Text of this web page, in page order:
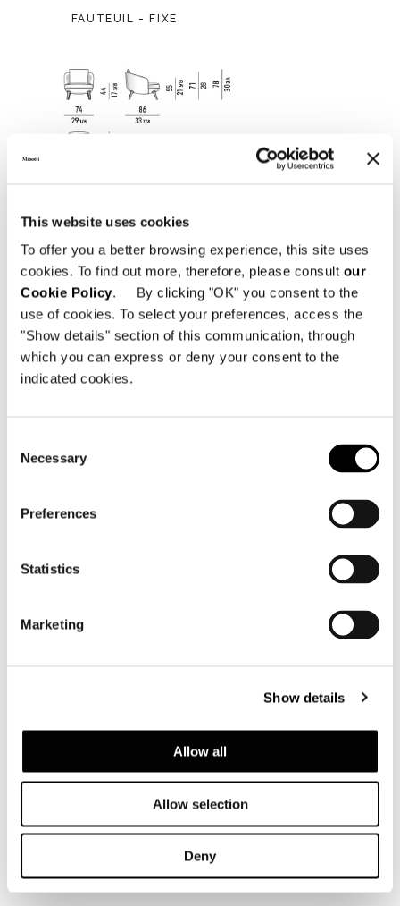
This website uses cookies
To offer you a better browsing experience, this site uses
cookies. To find out more, therefore, please consult our
Cookie Policy. By clicking "OK" you consent to the
use of cookies. To select your preferences, access the
"Show details" section of this communication, through
which you can express or deny your consent to the
indicated cookies.
Selection
Necessary
Preferences
Statistics
Marketing
Show details
Allow all
Allow selection
Deny
FAUTEUIL - FIXE
TOUT VOIR